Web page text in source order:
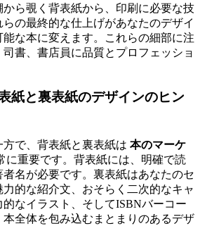
ら覗く背表紙から、印刷に必要な技
の最終的な仕上げがあなたのデザイ
な本に変えます。これらの細部に注
書、書店員に品質とプロフェッショ
紙と裏表紙のデザインのヒン
で、背表紙と裏表紙は 本のマーケ
に重要です。背表紙には、明確で読
名が必要です。裏表紙はあなたのセ
的な紹介文、おそらく二次的なキャ
なイラスト、そしてISBNバーコー
本全体を包み込むまとまりのあるデザ